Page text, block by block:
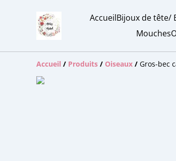
AccueilBijoux de tête/
Mouches
Accueil / Produits / Oiseaux / Gros-bec